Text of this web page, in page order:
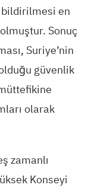
en
Sonuç
Suriye’nin
güvenlik
olarak
zamanlı
Konseyi